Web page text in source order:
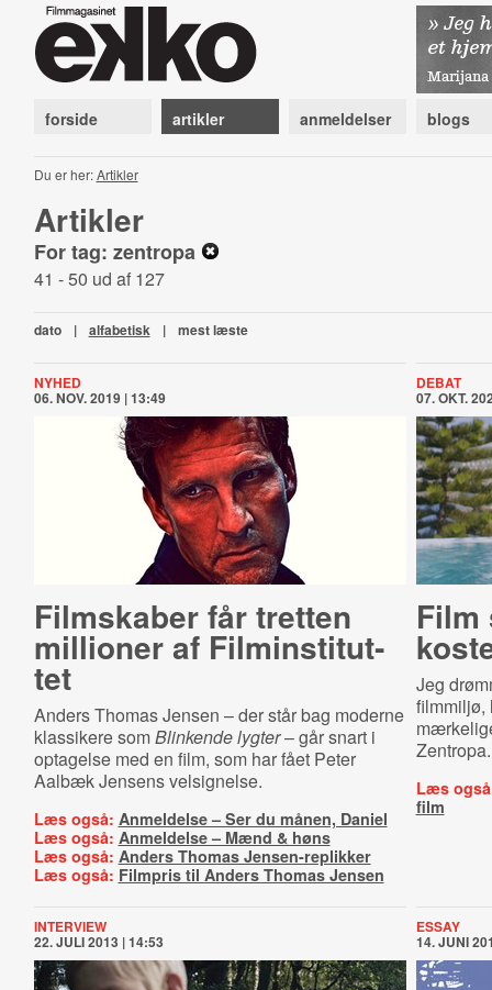
forside artikler anmeldelser blogs
Du er her:Artikler
Artikler
For tag: zentropa
41 - 50 ud af 127
dato | alfabetisk | mest læste
NYHED
06. NOV. 2019 | 13:49
Filmskaber får tretten
millioner af Fil­min­sti­tut­
tet
Anders Thomas Jensen – der står bag moderne
klassikere somBlinkende lygter– går snart i
optagelse med en film, som har fået Peter
Aalbæk Jensens velsignelse.
Læs også: Anmeldelse – Ser du månen, Daniel
Læs også: Anmeldelse – Mænd & høns
Læs også: Anders Thomas Jensen-replikker
Læs også: Filmpris til Anders Thomas Jensen
DEBAT
07. OKT.
Film
Jeg
filmmiljø,
Zentropa.
Læs
film
INTERVIEW
22. JULI 2013 | 14:53
ESSAY
14. JUNI